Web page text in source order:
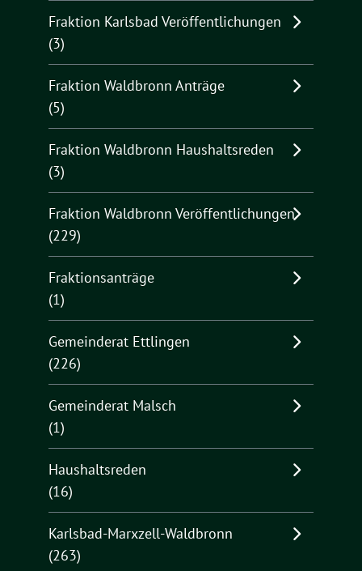
Fraktion Karlsbad Veröffentlichungen
(3)
Fraktion Waldbronn Anträge
(5)
Fraktion Waldbronn Haushaltsreden
(3)
Fraktion Waldbronn Veröffentlichungen
(229)
Fraktionsanträge
(1)
Gemeinderat Ettlingen
(226)
Gemeinderat Malsch
(1)
Haushaltsreden
(16)
Karlsbad-Marxzell-Waldbronn
(263)